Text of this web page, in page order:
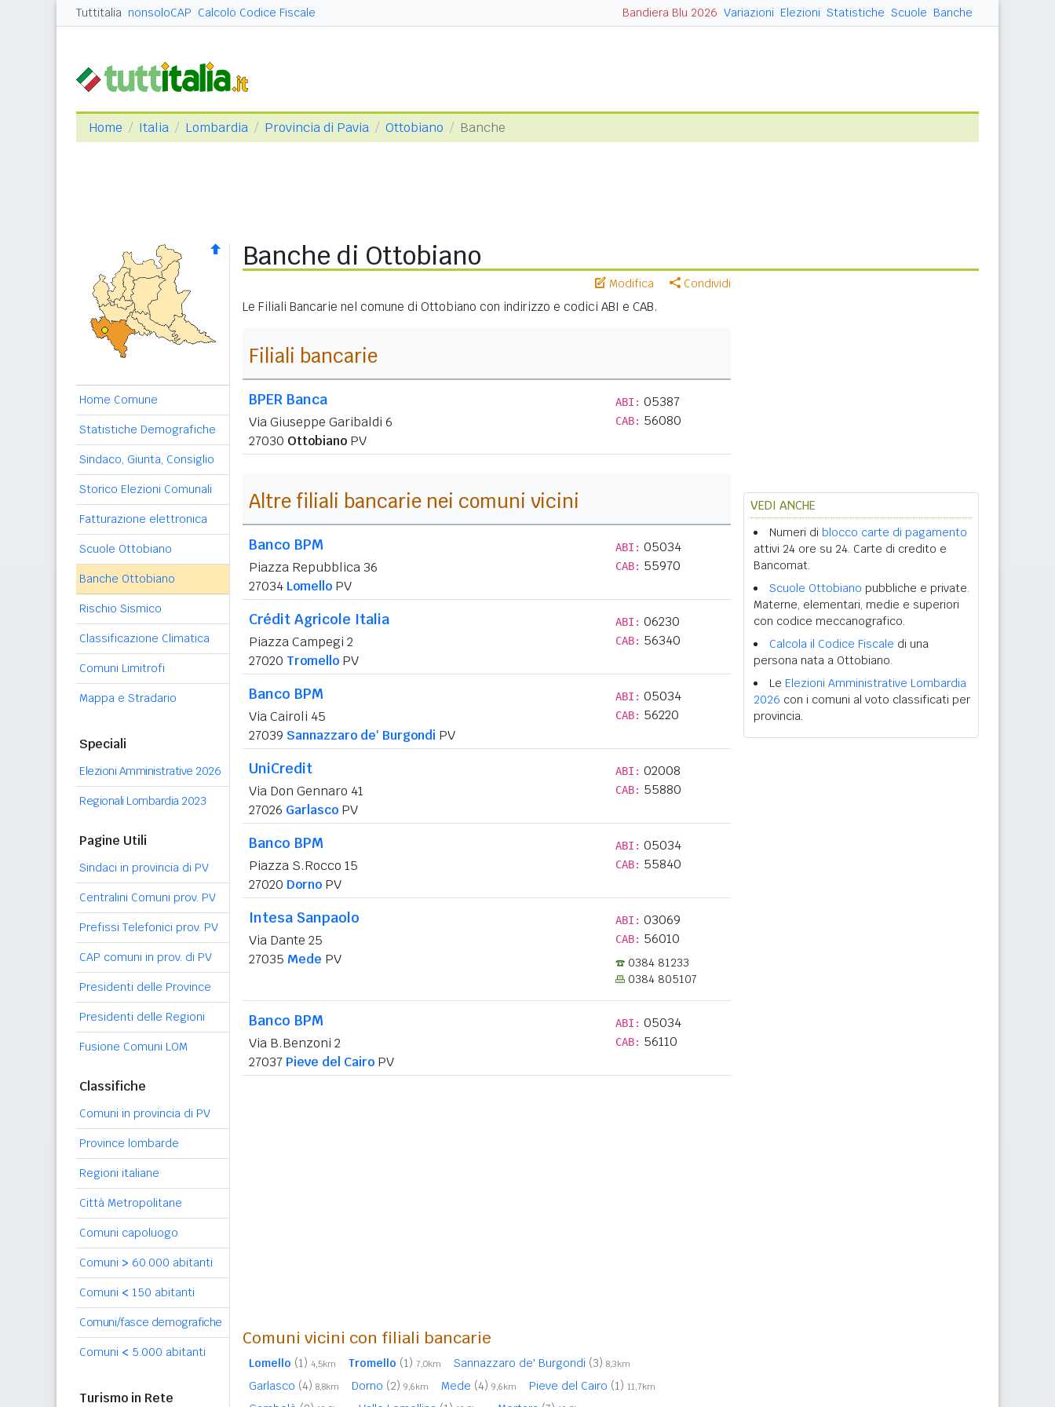
Tuttitalia nonsoloCAP Calcolo Codice Fiscale Bandiera Blu 2026 Variazioni Elezioni Statistiche Scuole Banche
Home Italia Lombardia Provincia di Pavia Ottobiano Banche
Home Comune
Statistiche Demografiche
Sindaco, Giunta, Consiglio
Storico Elezioni Comunali
Fatturazione elettronica
Scuole Ottobiano
Banche Ottobiano
Rischio Sismico
Classificazione Climatica
Comuni Limitrofi
Mappa e Stradario
Speciali
Elezioni Amministrative 2026
Regionali Lombardia 2023
Pagine Utili
Sindaci in provincia di PV
Centralini Comuni prov. PV
Prefissi Telefonici prov. PV
CAP comuni in prov. di PV
Presidenti delle Province
Presidenti delle Regioni
Fusione Comuni LOM
Classifiche
Comuni in provincia di PV
Province lombarde
Regioni italiane
Città Metropolitane
Comuni capoluogo
Comuni > 60.000 abitanti
Comuni < 150 abitanti
Comuni/fasce demografiche
Comuni < 5.000 abitanti
Turismo in Rete
Banche di Ottobiano
Modifica Condividi
Le Filiali Bancarie nel comune di Ottobiano con indirizzo e codici ABI e CAB.
Filiali bancarie
BPER Banca
Via Giuseppe Garibaldi 6
27030 Ottobiano PV
ABI: 05387
CAB: 56080
Altre filiali bancarie nei comuni vicini
Banco BPM
Piazza Repubblica 36
27034 Lomello PV
ABI: 05034
CAB: 55970
Crédit Agricole Italia
Piazza Campegi 2
27020 Tromello PV
ABI: 06230
CAB: 56340
Banco BPM
Via Cairoli 45
27039 Sannazzaro de' Burgondi PV
ABI: 05034
CAB: 56220
UniCredit
Via Don Gennaro 41
27026 Garlasco PV
ABI: 02008
CAB: 55880
Banco BPM
Piazza S.Rocco 15
27020 Dorno PV
ABI: 05034
CAB: 55840
Intesa Sanpaolo
Via Dante 25
27035 Mede PV
ABI: 03069
CAB: 56010
0384 81233
0384 805107
Banco BPM
Via B.Benzoni 2
27037 Pieve del Cairo PV
ABI: 05034
CAB: 56110
Comuni vicini con filiali bancarie
Lomello (1) 4,5km Tromello (1) 7,0km Sannazzaro de' Burgondi (3) 8,3km
Garlasco (4) 8,8km Dorno (2) 9,6km Mede (4) 9,6km Pieve del Cairo (1) 11,7km
VEDI ANCHE
Numeri di blocco carte di pagamento
attivi 24 ore su 24. Carte di credito e
Bancomat.
Scuole Ottobiano pubbliche e private.
Materne, elementari, medie e superiori
con codice meccanografico.
Calcola il Codice Fiscale di una
persona nata a Ottobiano.
Le Elezioni Amministrative Lombardia
2026 con i comuni al voto classificati per
provincia.